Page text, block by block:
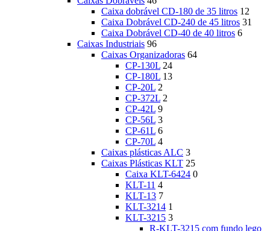
Caixa dobrável CD-180 de 35 litros 12
Caixa Dobrável CD-240 de 45 litros 31
Caixa Dobrável CD-40 de 40 litros 6
Caixas Industriais 96
Caixas Organizadoras 64
CP-130L 24
CP-180L 13
CP-20L 2
CP-372L 2
CP-42L 9
CP-56L 3
CP-61L 6
CP-70L 4
Caixas plásticas ALC 3
Caixas Plásticas KLT 25
Caixa KLT-6424 0
KLT-11 4
KLT-13 7
KLT-3214 1
KLT-3215 3
R-KLT-3215 com fundo lego